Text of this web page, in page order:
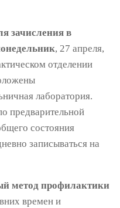
зачисления в
, 27 апреля,
отделении
лаборатория.
предварительной
состояния
записываться на
метод профилактики
времен и